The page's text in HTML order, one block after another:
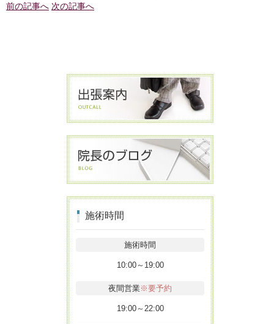
前の記事へ 次の記事へ
施術時間
施術時間
10:00～19:00
夜間営業 ※要予約
19:00～22:00